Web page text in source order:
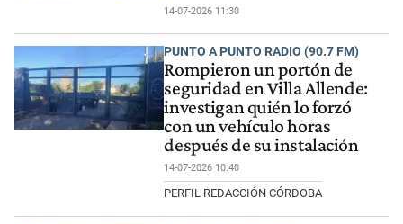
14-07-2026 11:30
PUNTO A PUNTO RADIO (90.7 FM)
Rompieron un portón de
seguridad en Villa Allende:
investigan quién lo forzó
con un vehículo horas
después de su instalación
14-07-2026 10:40
PERFIL REDACCIÓN CÓRDOBA